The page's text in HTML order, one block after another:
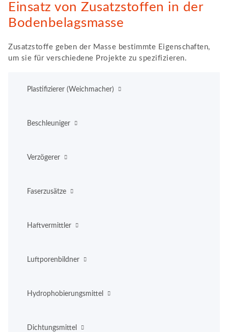
Einsatz von Zusatzstoffen in der
Bodenbelagsmasse
Zusatzstoffe geben der Masse bestimmte Eigenschaften,
um sie für verschiedene Projekte zu spezifizieren.
Plastifizierer (Weichmacher)
Beschleuniger
Verzögerer
Faserzusätze
Haftvermittler
Luftporenbildner
Hydrophobierungsmittel
Dichtungsmittel